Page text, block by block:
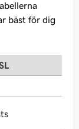
bäst för dig